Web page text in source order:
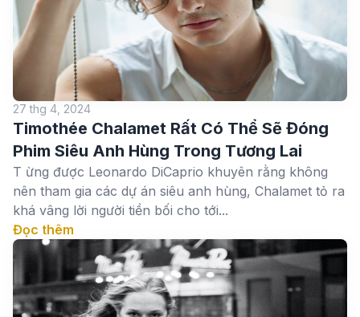
27 thg 4, 2024
Timothée Chalamet Rất Có Thể Sẽ Đóng
Phim Siêu Anh Hùng Trong Tương Lai
T ừng được Leonardo DiCaprio khuyên rằng không
nên tham gia các dự án siêu anh hùng, Chalamet tỏ ra
khá vâng lời người tiền bối cho tới...
Đọc thêm